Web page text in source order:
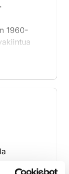
1960-
on
ja
lisäksi